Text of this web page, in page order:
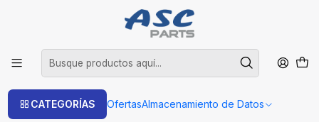
CATEGORÍAS OfertasAlmacenamiento de Datos